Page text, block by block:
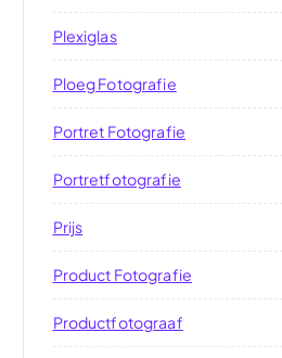
Plexiglas
Ploeg Fotografie
Portret Fotografie
Portretfotografie
Prijs
Product Fotografie
Productfotograaf